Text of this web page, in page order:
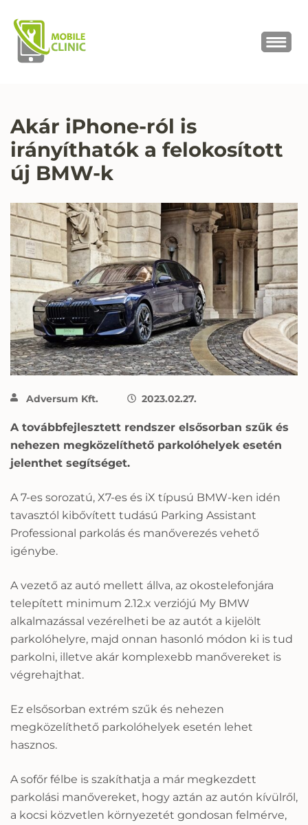
Akár iPhone-ról is
irányíthatók a felokosított
új BMW-k
Adversum Kft. 2023.02.27.
A továbbfejlesztett rendszer elsősorban szűk és
nehezen megközelíthető parkolóhelyek esetén
jelenthet segítséget.
A 7-es sorozatú, X7-es és iX típusú BMW-ken idén
tavasztól kibővített tudású Parking Assistant
Professional parkolás és manőverezés vehető
igénybe.
A vezető az autó mellett állva, az okostelefonjára
telepített minimum 2.12.x verziójú My BMW
alkalmazással vezérelheti be az autót a kijelölt
parkolóhelyre, majd onnan hasonló módon ki is tud
parkolni, illetve akár komplexebb manővereket is
végrehajthat.
Ez elsősorban extrém szűk és nehezen
megközelíthető parkolóhelyek esetén lehet
hasznos.
A sofőr félbe is szakíthatja a már megkezdett
parkolási manővereket, hogy aztán az autón kívülről,
a kocsi közvetlen környezetét gondosan felmérve,